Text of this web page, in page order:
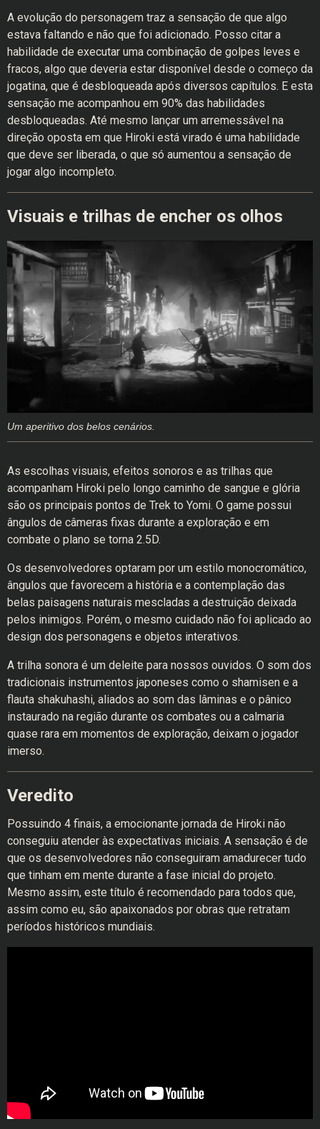
A evolução do personagem traz a sensação de que algo
estava faltando e não que foi adicionado. Posso citar a
habilidade de executar uma combinação de golpes leves e
fracos, algo que deveria estar disponível desde o começo da
jogatina, que é desbloqueada após diversos capítulos. E esta
sensação me acompanhou em 90% das habilidades
desbloqueadas. Até mesmo lançar um arremessável na
direção oposta em que Hiroki está virado é uma habilidade
que deve ser liberada, o que só aumentou a sensação de
jogar algo incompleto.
Visuais e trilhas de encher os olhos
Um aperitivo dos belos cenários.
As escolhas visuais, efeitos sonoros e as trilhas que
acompanham Hiroki pelo longo caminho de sangue e glória
são os principais pontos de Trek to Yomi. O game possui
ângulos de câmeras fixas durante a exploração e em
combate o plano se torna 2.5D.
Os desenvolvedores optaram por um estilo monocromático,
ângulos que favorecem a história e a contemplação das
belas paisagens naturais mescladas a destruição deixada
pelos inimigos. Porém, o mesmo cuidado não foi aplicado ao
design dos personagens e objetos interativos.
A trilha sonora é um deleite para nossos ouvidos. O som dos
tradicionais instrumentos japoneses como o shamisen e a
flauta shakuhashi, aliados ao som das lâminas e o pânico
instaurado na região durante os combates ou a calmaria
quase rara em momentos de exploração, deixam o jogador
imerso.
Veredito
Possuindo 4 finais, a emocionante jornada de Hiroki não
conseguiu atender às expectativas iniciais. A sensação é de
que os desenvolvedores não conseguiram amadurecer tudo
que tinham em mente durante a fase inicial do projeto.
Mesmo assim, este título é recomendado para todos que,
assim como eu, são apaixonados por obras que retratam
períodos históricos mundiais.